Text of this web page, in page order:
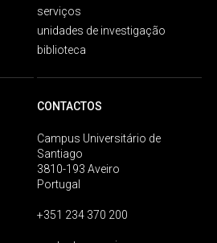
serviços
unidades de investigação
biblioteca
CONTACTOS
Campus Universitário de
Santiago
3810-193 Aveiro
Portugal
+351 234 370 200